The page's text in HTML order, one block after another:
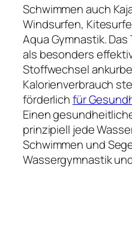
Schwimmen auch
Windsurfen,
Aqua Gymnastik.
als besonders
Stoffwechsel
Kalorienverbrauch
förderlichfür
Einen
prinzipiell jede
Schwimmen und
Wassergymnastik